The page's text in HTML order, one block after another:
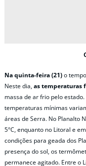
Na quinta-feira (21)o
Neste dia,as temperaturas
massa de ar frio pelo
temperaturas mínimas
áreas de Serra. No Planalto
5°C, enquanto no Litoral e
condições para geada dos
presença do sol, os
permanece agitado. Entre o